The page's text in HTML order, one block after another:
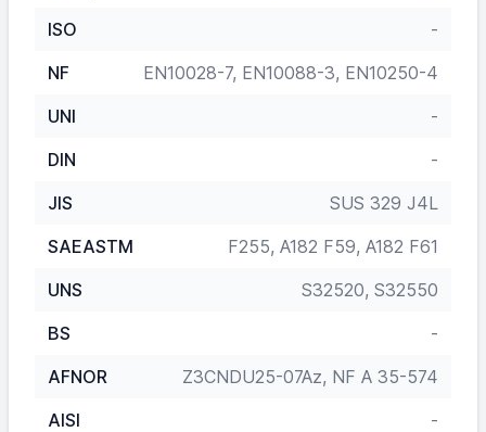
ISO
-
NF
EN10028-7, EN10088-3, EN10250-4
UNI
-
DIN
-
JIS
SUS 329 J4L
SAEASTM
F255, A182 F59, A182 F61
UNS
S32520, S32550
BS
-
AFNOR
Z3CNDU25-07Az, NF A 35-574
AISI
-